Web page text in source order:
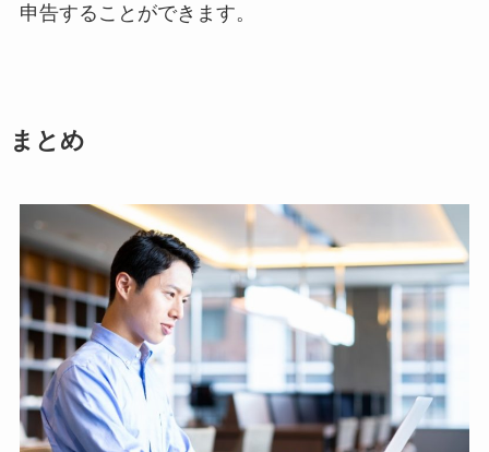
申告することができます。
まとめ